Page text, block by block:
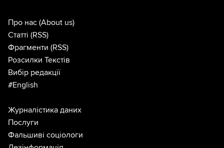
Про нас (About us)
Статті (RSS)
Фрагменти (RSS)
Розсилки Текстів
Вибір редакції
#English
Журналістика даних
Послуги
Фальшиві соціологи